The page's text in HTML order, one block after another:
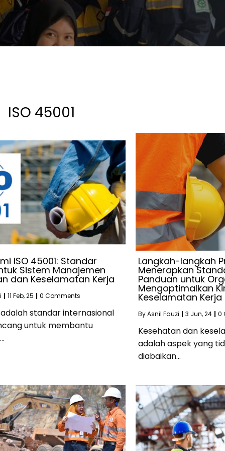
ISO 45001
ISO 45001: Standar
Sistem Manajemen
dan Keselamatan Kerja
| 11 Feb, 25 | 0 Comments
adalah standar internasional
untuk membantu
Langkah-langkah
Menerapkan
Panduan untuk
Mengoptimalkan
Keselamatan Kerja
ByAsnil Fauzi | 3 Jun, 24 | 0
Kesehatan dan
adalah aspek yang
diabaikan…